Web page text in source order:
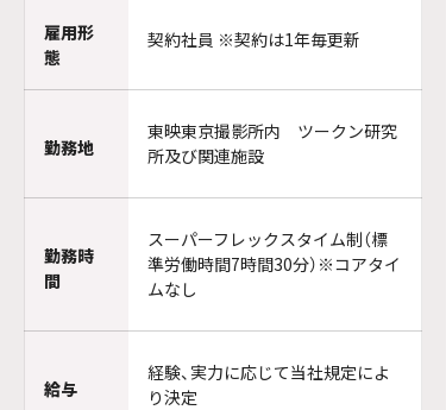
雇用形
態
契約社員 ※契約は1年毎更新
勤務地
東映東京撮影所内 ツークン研究
所及び関連施設
勤務時
間
スーパーフレックスタイム制（標
準労働時間7時間30分）※コアタイ
ムなし
給与
経験、実力に応じて当社規定によ
り決定